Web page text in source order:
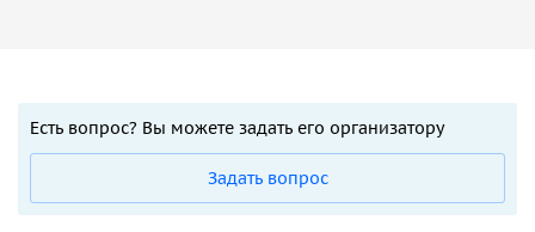
Есть вопрос? Вы можете задать его организатору
Задать вопрос